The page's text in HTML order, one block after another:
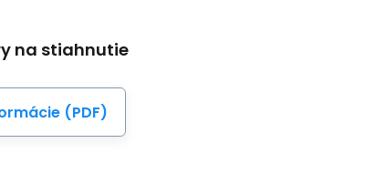
na stiahnutie
(PDF)